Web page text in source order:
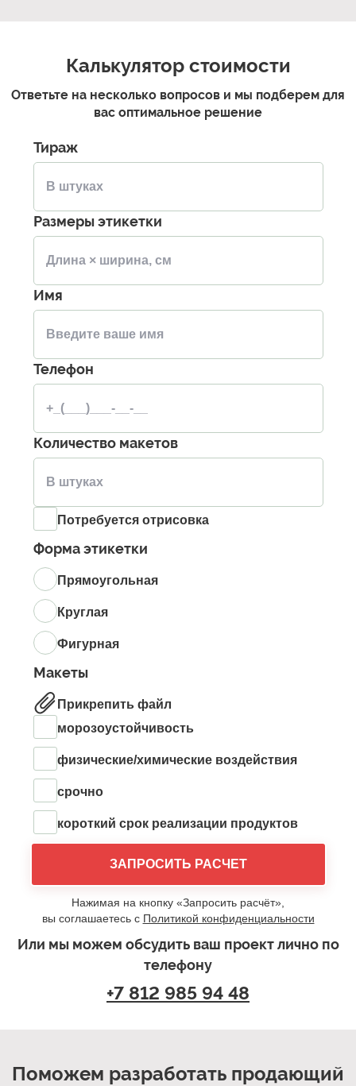
Калькулятор стоимости
Ответьте на несколько вопросов и мы подберем для
вас оптимальное решение
Тираж
Размеры этикетки
Имя
Телефон
Количество макетов
Потребуется отрисовка
Форма этикетки
Прямоугольная
Круглая
Фигурная
Макеты
Прикрепить файл
морозоустойчивость
физические/химические воздействия
срочно
короткий срок реализации продуктов
ЗАПРОСИТЬ РАСЧЕТ
Нажимая на кнопку «Запросить расчёт»,
вы соглашаетесь с Политикой конфиденциальности
Или мы можем обсудить ваш проект лично по
телефону
+7 812 985 94 48
Поможем разработать продающий